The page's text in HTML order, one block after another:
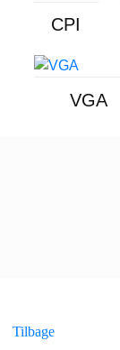
CPI
VGA
Tilbage